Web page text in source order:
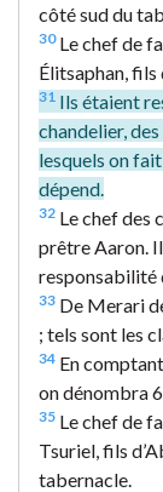
côté sud du
30Le chef de
Élitsaphan, fils
31 Ils étaient
chandelier,
lesquels on
dépend.
32 Le chef des
prêtre Aaron.
responsabilité
33 De Merari
; tels sont les
34 En
on dénombra
35 Le chef de
Tsuriel, fils
tabernacle.